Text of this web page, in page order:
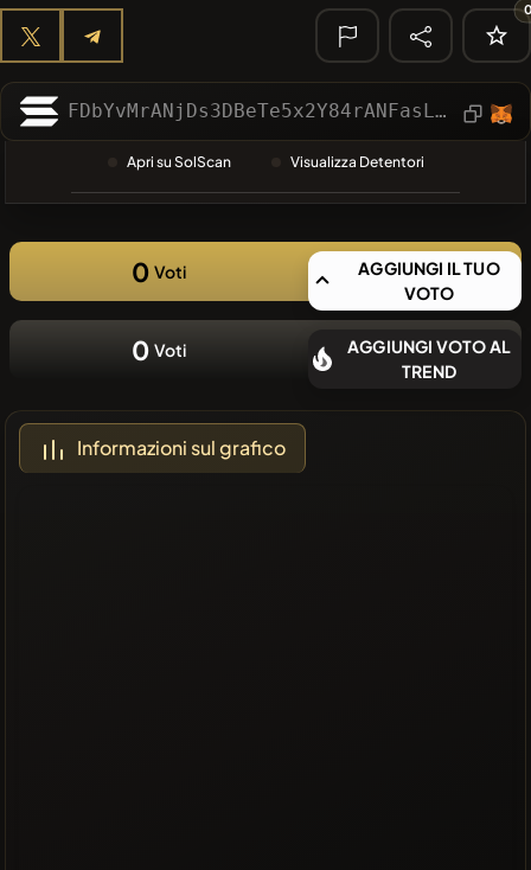
Pag Pal PAGPAL
#71
🔎 RICERCA
moneta
FDbYvMrANjDs3DBeTe5x2Y84rANFasLRcQs5Gyyei9oi
Apri su SolScan Visualizza Detentori
0 Voti
AGGIUNGI IL TUO
VOTO
0 Voti
AGGIUNGI VOTO AL
TREND
Informazioni sul grafico